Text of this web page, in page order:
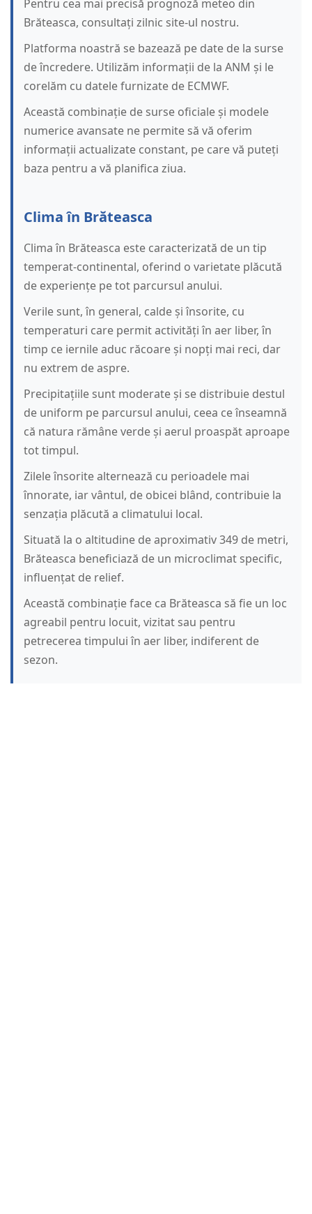
Pentru cea mai precisă prognoză meteo din
Brăteasca, consultați zilnic site-ul nostru.
Platforma noastră se bazează pe date de la surse
de încredere. Utilizăm informații de la ANM și le
corelăm cu datele furnizate de ECMWF.
Această combinație de surse oficiale și modele
numerice avansate ne permite să vă oferim
informații actualizate constant, pe care vă puteți
baza pentru a vă planifica ziua.
Clima în Brăteasca
Clima în Brăteasca este caracterizată de un tip
temperat-continental, oferind o varietate plăcută
de experiențe pe tot parcursul anului.
Verile sunt, în general, calde și însorite, cu
temperaturi care permit activități în aer liber, în
timp ce iernile aduc răcoare și nopți mai reci, dar
nu extrem de aspre.
Precipitațiile sunt moderate și se distribuie destul
de uniform pe parcursul anului, ceea ce înseamnă
că natura rămâne verde și aerul proaspăt aproape
tot timpul.
Zilele însorite alternează cu perioadele mai
înnorate, iar vântul, de obicei blând, contribuie la
senzația plăcută a climatului local.
Situată la o altitudine de aproximativ 349 de metri,
Brăteasca beneficiază de un microclimat specific,
influențat de relief.
Această combinație face ca Brăteasca să fie un loc
agreabil pentru locuit, vizitat sau pentru
petrecerea timpului în aer liber, indiferent de
sezon.